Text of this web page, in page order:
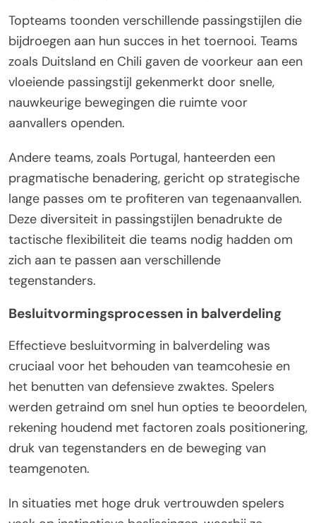
Topteams toonden verschillende passingstijlen die
bijdroegen aan hun succes in het toernooi. Teams
zoals Duitsland en Chili gaven de voorkeur aan een
vloeiende passingstijl gekenmerkt door snelle,
nauwkeurige bewegingen die ruimte voor
aanvallers openden.
Andere teams, zoals Portugal, hanteerden een
pragmatische benadering, gericht op strategische
lange passes om te profiteren van tegenaanvallen.
Deze diversiteit in passingstijlen benadrukte de
tactische flexibiliteit die teams nodig hadden om
zich aan te passen aan verschillende
tegenstanders.
Besluitvormingsprocessen in balverdeling
Effectieve besluitvorming in balverdeling was
cruciaal voor het behouden van teamcohesie en
het benutten van defensieve zwaktes. Spelers
werden getraind om snel hun opties te beoordelen,
rekening houdend met factoren zoals positionering,
druk van tegenstanders en de beweging van
teamgenoten.
In situaties met hoge druk vertrouwden spelers